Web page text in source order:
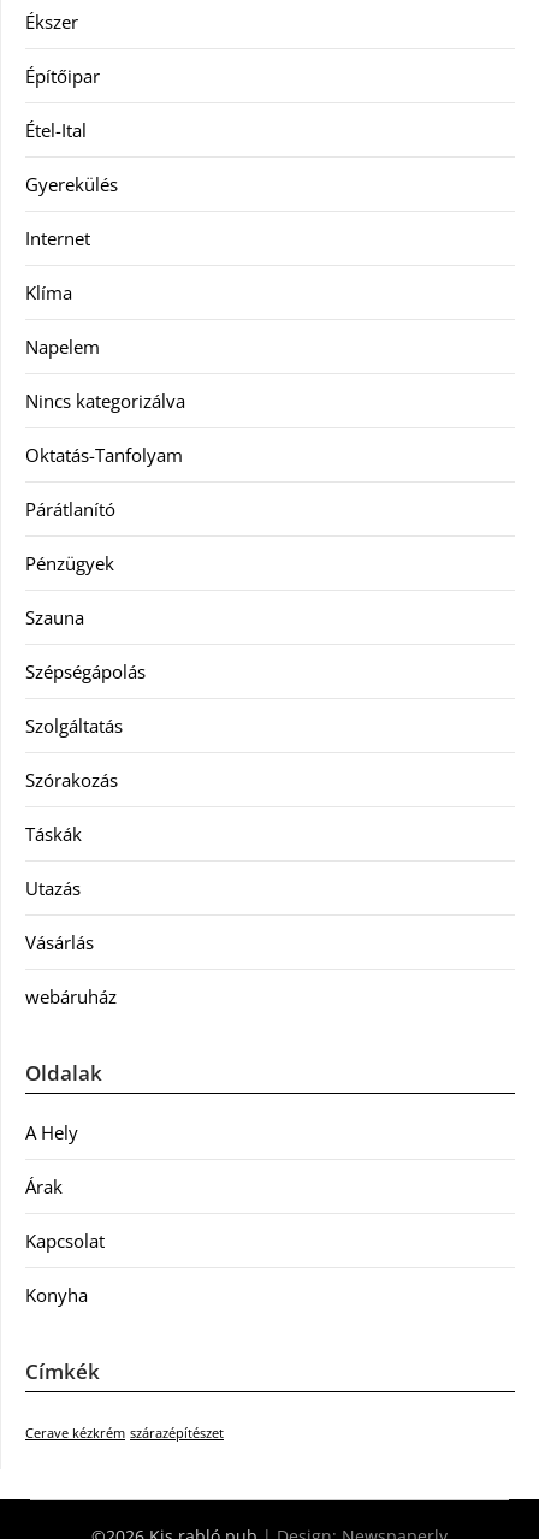
Ékszer
Építőipar
Étel-Ital
Gyerekülés
Internet
Klíma
Napelem
Nincs kategorizálva
Oktatás-Tanfolyam
Párátlanító
Pénzügyek
Szauna
Szépségápolás
Szolgáltatás
Szórakozás
Táskák
Utazás
Vásárlás
webáruház
Oldalak
A Hely
Árak
Kapcsolat
Konyha
Címkék
Cerave kézkrém szárazépítészet